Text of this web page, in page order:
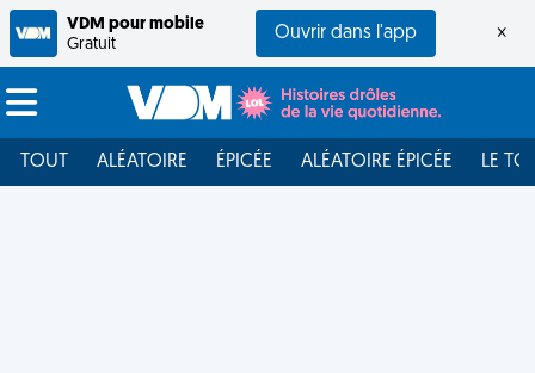
VDM pour mobile
Gratuit
Ouvrir dans l'app ×
TOUT ALÉATOIRE ÉPICÉE ALÉATOIRE ÉPICÉE LE